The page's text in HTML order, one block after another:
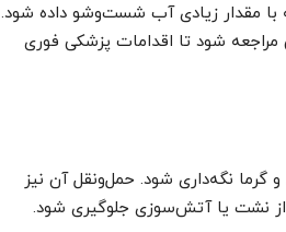
با مقدار زیادی آب شست‌وشو داده شود.
مراجعه شود تا اقدامات پزشکی فوری
گرما نگه‌داری شود. حمل‌ونقل آن نیز
از نشت یا آتش‌سوزی جلوگیری شود.